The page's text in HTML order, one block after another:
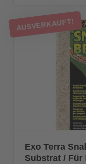
Exo Terra
Substrat / Für
AUSVERKAUFT!